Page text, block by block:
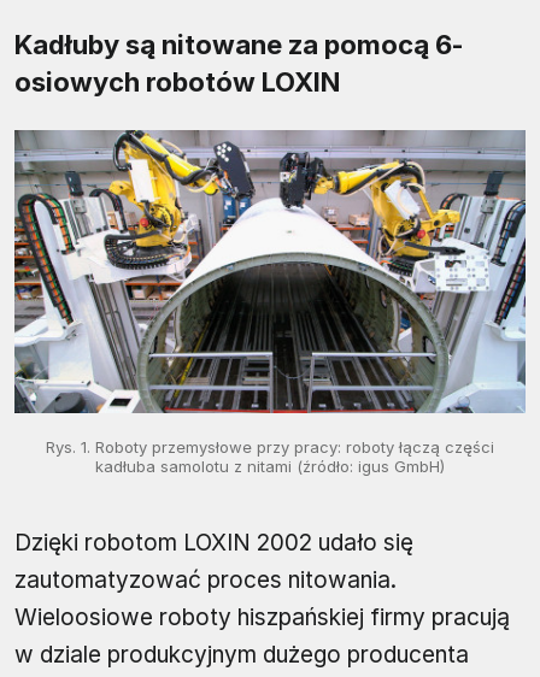
Kadłuby są nitowane za pomocą 6-
osiowych robotów LOXIN
Rys. 1. Roboty przemysłowe przy pracy: roboty łączą części
kadłuba samolotu z nitami (źródło: igus GmbH)
Dzięki robotom LOXIN 2002 udało się
zautomatyzować proces nitowania.
Wieloosiowe roboty hiszpańskiej firmy pracują
w dziale produkcyjnym dużego producenta